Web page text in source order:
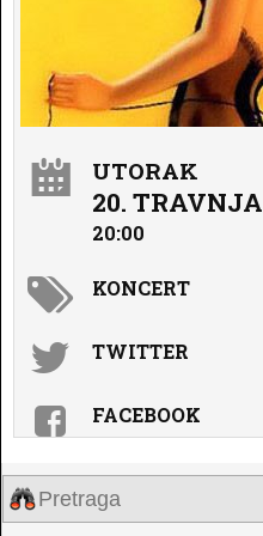
UTORAK
20. TRAVNJA
20:00
KONCERT
TWITTER
FACEBOOK